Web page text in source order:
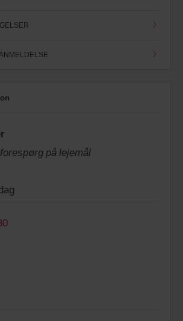
på lejemål